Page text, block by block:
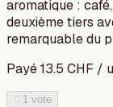
aromatique :
deuxième tiers
remarquable du
Payé13.5 CHF /
♡ 1 vote